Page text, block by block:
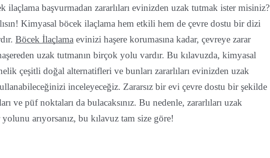
ilaçlama başvurmadan zararlıları evinizden uzak tutmak ister misiniz?
Kimyasal böcek ilaçlama hem etkili hem de çevre dostu bir dizi
Böcek İlaçlama evinizi haşere korumasına kadar, çevreye zarar
uzak tutmanın birçok yolu vardır. Bu kılavuzda, kimyasal
çeşitli doğal alternatifleri ve bunları zararlıları evinizden uzak
inceleyeceğiz. Zararsız bir evi çevre dostu bir şekilde
ve püf noktaları da bulacaksınız. Bu nedenle, zararlıları uzak
arıyorsanız, bu kılavuz tam size göre!